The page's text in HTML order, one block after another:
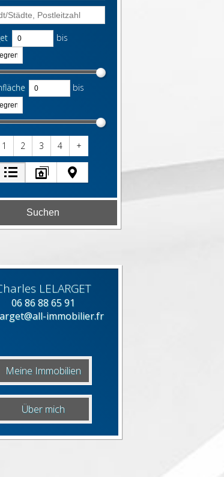
bis
bis
1 2 3 4 +
LELARGET
06 86 88 65 91
immobilier.fr
Meine Immobilien
Über mich